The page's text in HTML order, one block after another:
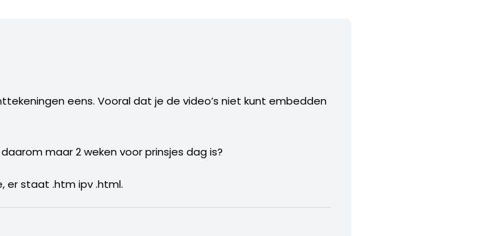
eens. Vooral dat je de video’s niet kunt embedden
maar 2 weken voor prinsjes dag is?
er staat .htm ipv .html.